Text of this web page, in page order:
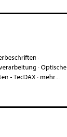
·
·Optische
- TecDAX· mehr...